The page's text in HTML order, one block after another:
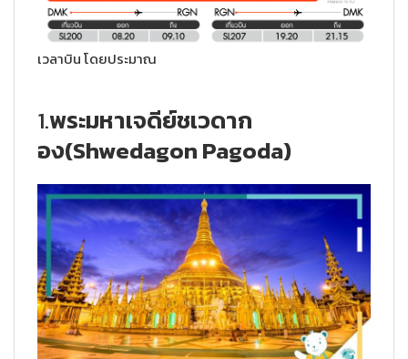
เวลาบิน โดยประมาณ
1.พระมหาเจดีย์ชเวดาก
อง(Shwedagon Pagoda)